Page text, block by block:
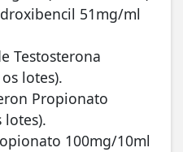
51mg/ml
Testosterona
lotes).
Propionato
lotes).
100mg/10ml